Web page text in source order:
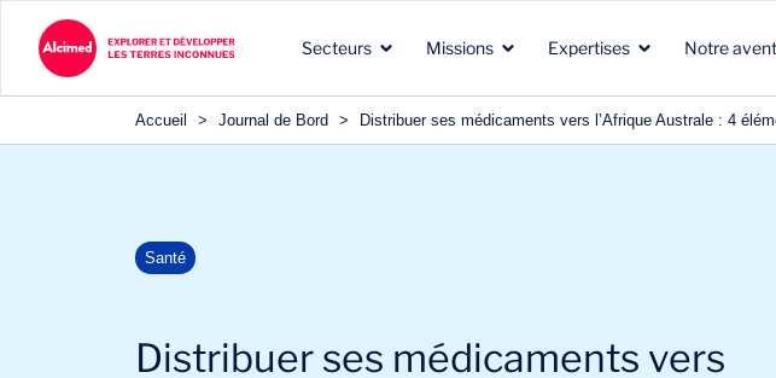
Secteurs
Les terres d’exploration
intervenons
Missions
Les types de missions que
clients
Expertises
Nos expertises reconnues
clients
Notre
Accueil > Journal de Bord > Distribuer ses médicaments vers l’Afrique Australe : 4
Santé
Distribuer ses médicaments vers